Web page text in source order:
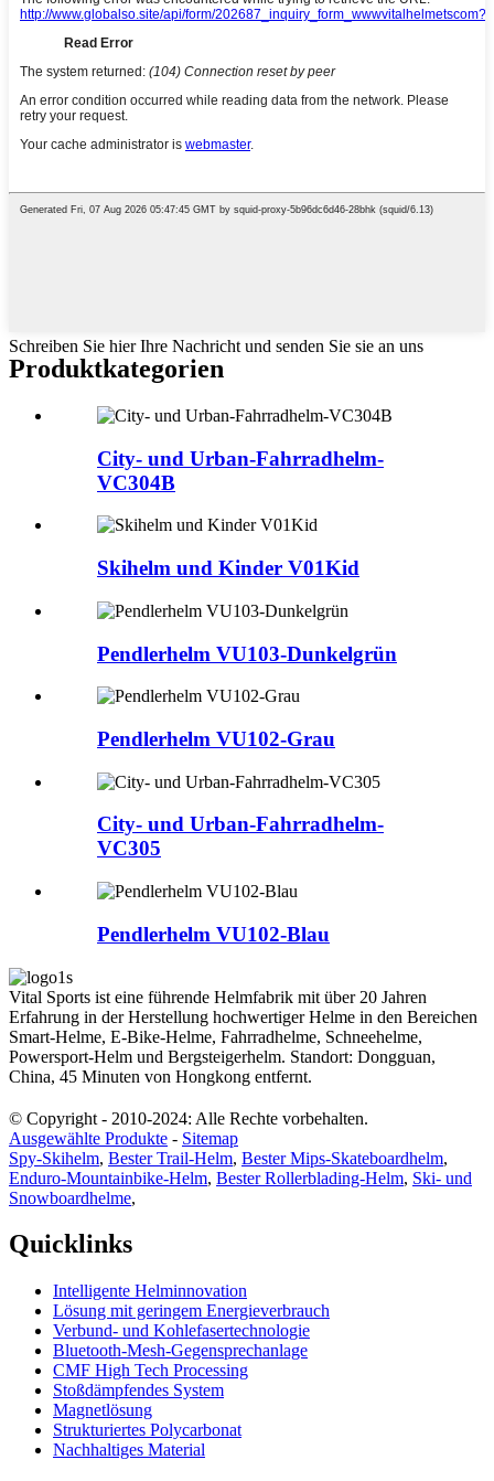
Schreiben Sie hier Ihre Nachricht und senden Sie sie an uns
Produktkategorien
City- und Urban-Fahrradhelm-
VC304B
Skihelm und Kinder V01Kid
Pendlerhelm VU103-Dunkelgrün
Pendlerhelm VU102-Grau
City- und Urban-Fahrradhelm-
VC305
Pendlerhelm VU102-Blau
Vital Sports ist eine führende Helmfabrik mit über 20 Jahren
Erfahrung in der Herstellung hochwertiger Helme in den Bereichen
Smart-Helme, E-Bike-Helme, Fahrradhelme, Schneehelme,
Powersport-Helm und Bergsteigerhelm. Standort: Dongguan,
China, 45 Minuten von Hongkong entfernt.
© Copyright - 2010-2024: Alle Rechte vorbehalten.
Ausgewählte Produkte - Sitemap
Spy-Skihelm, Bester Trail-Helm, Bester Mips-Skateboardhelm,
Enduro-Mountainbike-Helm, Bester Rollerblading-Helm, Ski- und
Snowboardhelme,
Quicklinks
Intelligente Helminnovation
Lösung mit geringem Energieverbrauch
Verbund- und Kohlefasertechnologie
Bluetooth-Mesh-Gegensprechanlage
CMF High Tech Processing
Stoßdämpfendes System
Magnetlösung
Strukturiertes Polycarbonat
Nachhaltiges Material